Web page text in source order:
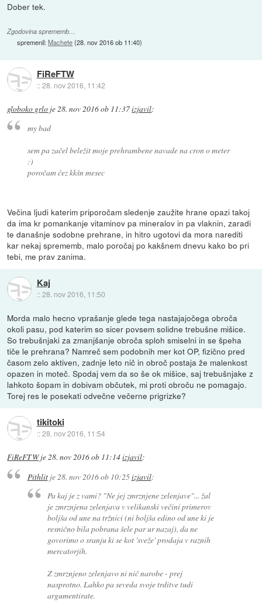
Dober tek.
Zgodovina sprememb…
spremenil:Machete(28. nov 2016 ob 11:40)
FiReFTW
::28. nov 2016, 11:42
globoko grlo je 28. nov 2016 ob 11:37izjavil:
my bad
sem pa začel beležit moje prehrambene navade na cron o meter
:)
poročam čez kkšn mesec
Večina ljudi katerim priporočam sledenje zaužite hrane opazi takoj
da ima kr pomankanje vitaminov pa mineralov in pa vlaknin, zaradi
te današnje sodobne prehrane, in hitro ugotovi da mora narediti
kar nekaj sprememb, malo poročaj po kakšnem dnevu kako bo pri
tebi, me prav zanima.
Kaj
::28. nov 2016, 11:50
Morda malo hecno vprašanje glede tega nastajajočega obroča
okoli pasu, pod katerim so sicer povsem solidne trebušne mišice.
So trebušnjaki za zmanjšanje obroča sploh smiselni in se špeha
tiče le prehrana? Namreč sem podobnih mer kot OP, fizično pred
časom zelo aktiven, zadnje leto nič in obroč postaja že malenkost
opazen in moteč. Spodaj vem da so še ok mišice, saj trebušnjake z
lahkoto šopam in dobivam občutek, mi proti obroču ne pomagajo.
Torej res le posekati odvečne večerne prigrizke?
tikitoki
::28. nov 2016, 11:54
FiReFTWje28. nov 2016 ob 11:14izjavil:
Pithlitje 28. nov 2016 ob 10:25izjavil:
Pa kaj je z vami? "Ne jej zmrznjene zelenjave"... žal
je zmrznjena zelenjava v velikanski večini primerov
boljša od une na tržnici (ni boljša edino od une ki je
resnično bila pobrana šele par ur nazaj), da ne
govorimo o sranju ki se kot 'sveže' prodaja v raznih
mercatorjih.
Z zmrznjeno zelenjavo ni nič narobe - prej
nasprotno. Lahko pa seveda svoje trditve tudi
argumentirate.